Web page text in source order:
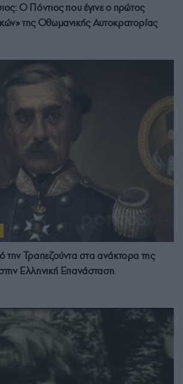
Ο Πόντιος που έγινε ο πρώτος
της Οθωμανικής Αυτοκρατορίας
την Τραπεζούντα στα ανάκτορα της
Ελληνική Επανάσταση